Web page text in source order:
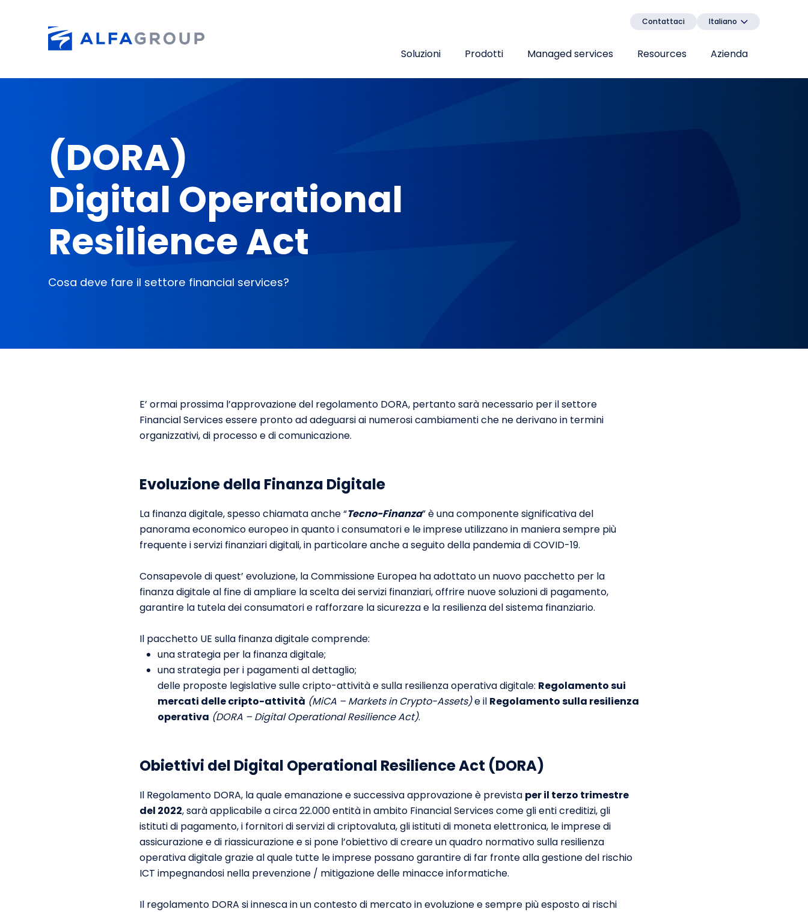
Contattaci Italiano
Soluzioni Prodotti Managed services Resources Azienda
(DORA)
Digital Operational
Resilience Act
Cosa deve fare il settore financial services?
E’ ormai prossima l’approvazione del regolamento DORA, pertanto sarà necessario per il settore
Financial Services essere pronto ad adeguarsi ai numerosi cambiamenti che ne derivano in termini
organizzativi, di processo e di comunicazione.
Evoluzione della Finanza Digitale
La finanza digitale, spesso chiamata anche “Tecno-Finanza” è una componente significativa del
panorama economico europeo in quanto i consumatori e le imprese utilizzano in maniera sempre più
frequente i servizi finanziari digitali, in particolare anche a seguito della pandemia di COVID-19.
Consapevole di quest’ evoluzione, la Commissione Europea ha adottato un nuovo pacchetto per la
finanza digitale al fine di ampliare la scelta dei servizi finanziari, offrire nuove soluzioni di pagamento,
garantire la tutela dei consumatori e rafforzare la sicurezza e la resilienza del sistema finanziario.
Il pacchetto UE sulla finanza digitale comprende:
una strategia per la finanza digitale;
una strategia per i pagamenti al dettaglio;
delle proposte legislative sulle cripto-attività e sulla resilienza operativa digitale: Regolamento sui
mercati delle cripto-attività (MiCA – Markets in Crypto-Assets)e il Regolamento sulla resilienza
operativa (DORA – Digital Operational Resilience Act).
Obiettivi del Digital Operational Resilience Act (DORA)
Il Regolamento DORA, la quale emanazione e successiva approvazione è prevista per il terzo trimestre
del 2022, sarà applicabile a circa 22.000 entità in ambito Financial Services come gli enti creditizi, gli
istituti di pagamento, i fornitori di servizi di criptovaluta, gli istituti di moneta elettronica, le imprese di
assicurazione e di riassicurazione e si pone l’obiettivo di creare un quadro normativo sulla resilienza
operativa digitale grazie al quale tutte le imprese possano garantire di far fronte alla gestione del rischio
ICT impegnandosi nella prevenzione / mitigazione delle minacce informatiche.
Il regolamento DORA si innesca in un contesto di mercato in evoluzione e sempre più esposto ai rischi